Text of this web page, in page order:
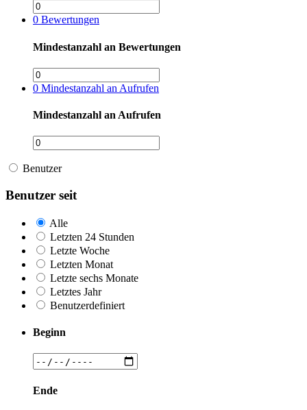
0 Bewertungen
Mindestanzahl an Bewertungen
0 Mindestanzahl an Aufrufen
Mindestanzahl an Aufrufen
Benutzer
Benutzer seit
Alle
Letzten 24 Stunden
Letzte Woche
Letzten Monat
Letzte sechs Monate
Letztes Jahr
Benutzerdefiniert
Beginn
Ende